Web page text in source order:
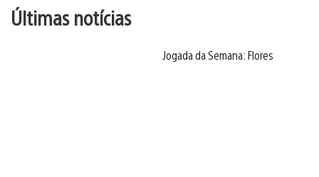
Últimas notícias
Jogada da Semana: Flores